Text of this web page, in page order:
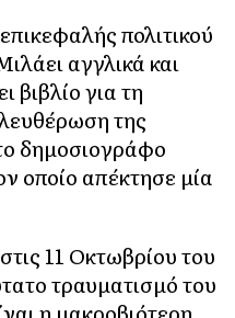
πολιτικού
αγγλικά και
βιβλίο για τη
της
δημοσιογράφο
οποίο απέκτησε μία
11 Οκτωβρίου του
τραυματισμό του